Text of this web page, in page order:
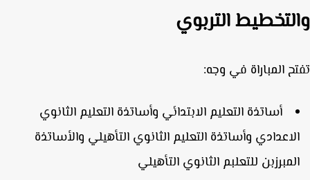
التربوي
المباراة في وجه:
أساتذة التعليم الابتدائي وأساتذة التعليم الثانوي
وأساتذة التعليم الثانوي التأهيلي والأساتذة
للتعلبم الثانوي التأهيلي